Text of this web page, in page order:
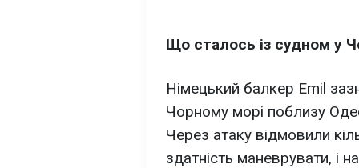
Що сталось із судном у
Німецький балкер Emil
Чорному морі поблизу
Через атаку відмовили
здатність маневрувати, і